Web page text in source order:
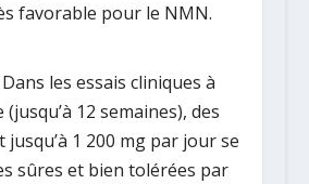
favorable pour le NMN.
Dans les essais cliniques à
12 semaines), des
jusqu’à 1 200 mg par jourse
sûres et bien tolérées par